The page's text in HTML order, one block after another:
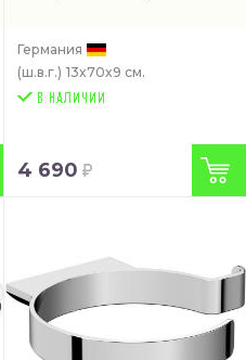
Германия
(ш.в.г.) 13x70x9 см.
4 690